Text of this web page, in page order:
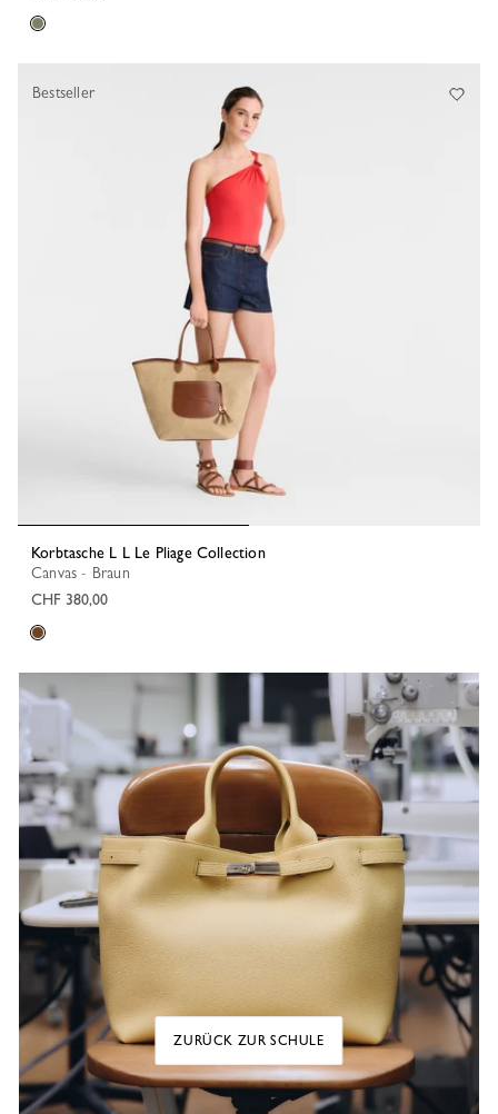
Korbtasche L L Le Pliage Collection
Canvas - Braun
CHF 380,00
Bestseller
ZURÜCK ZUR SCHULE